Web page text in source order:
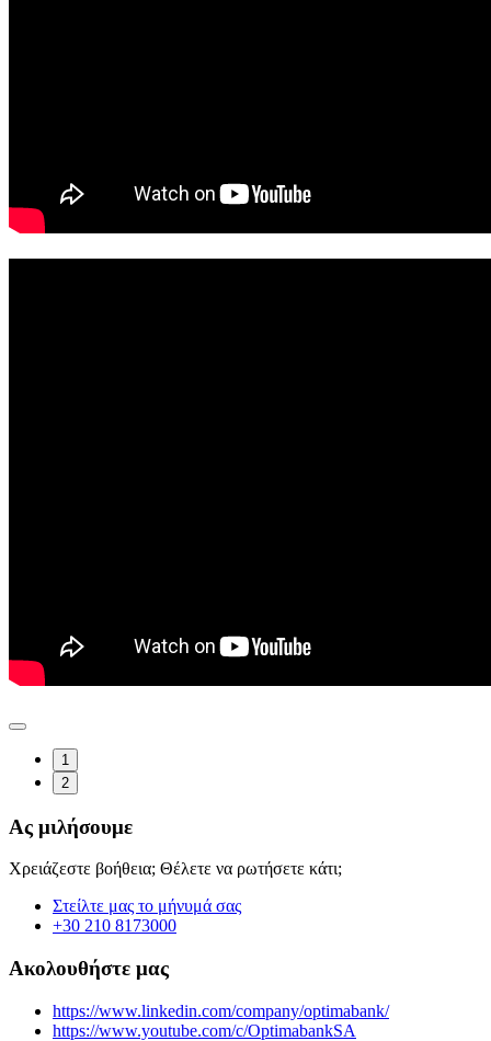
1
2
Ας μιλήσουμε
Χρειάζεστε βοήθεια; Θέλετε να ρωτήσετε κάτι;
Στείλτε μας το μήνυμά σας
+30 210 8173000
Ακολουθήστε μας
https://www.linkedin.com/company/optimabank/
https://www.youtube.com/c/OptimabankSA